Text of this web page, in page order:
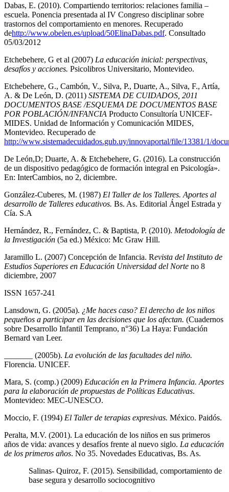
Dabas, E. (2010). Compartiendo territorios: relaciones familia –
escuela. Ponencia presentada al IV Congreso disciplinar sobre
trastornos del comportamiento en menores. Recuperado
dehttp://www.obelen.es/upload/50ElinaDabas.pdf. Consultado
05/03/2012
Etchebehere, G et al (2007) La educación inicial: perspectivas,
desafíos y acciones. Psicolibros Universitario, Montevideo.
Etchebehere, G., Cambón, V., Silva, P., Duarte, A., Silva, F., Artía,
A. & De León, D. (2011) SISTEMA DE CUIDADOS, 2011
DOCUMENTOS BASE /ESQUEMA DE DOCUMENTOS BASE
POR POBLACIÓN/INFANCIA Producto Consultoría UNICEF-
MIDES. Unidad de Información y Comunicación MIDES,
Montevideo. Recuperado de
http://www.sistemadecuidados.gub.uy/innovaportal/file/13381/1/
De León,D; Duarte, A. & Etchebehere, G. (2016). La construcción
de un dispositivo pedagógico de formación integral en Psicología».
En: InterCambios, no 2, diciembre.
González-Cuberes, M. (1987) El Taller de los Talleres. Aportes al
desarrollo de Talleres educativos. Bs. As. Editorial Ángel Estrada y
Cía. S.A
Hernández, R., Fernández, C. & Baptista, P. (2010). Metodología de
la Investigación (5a ed.) México: Mc Graw Hill.
Jaramillo L. (2007) Concepción de Infancia. Revista del Instituto de
Estudios Superiores en Educación Universidad del Norte no 8
diciembre, 2007
ISSN 1657-241
Lansdown, G. (2005a). ¿Me haces caso? El derecho de los niños
pequeños a participar en las decisiones que los afectan. (Cuadernos
sobre Desarrollo Infantil Temprano, n°36) La Haya: Fundación
Bernard van Leer.
_______ (2005b). La evolución de las facultades del niño.
Florencia. UNICEF.
Mara, S. (comp.) (2009) Educación en la Primera Infancia. Aportes
para la elaboración de propuestas de Políticas Educativas.
Montevideo: MEC-UNESCO.
Moccio, F. (1994) El Taller de terapias expresivas. México. Paidós.
Peralta, M.V. (2001). La educación de los niños en sus primeros
años de vida: avances y desafíos frente al nuevo siglo. La educación
de los primeros años. No 35. Novedades Educativas, Bs. As.
Salinas- Quiroz, F. (2015). Sensibilidad, comportamiento de
base segura y desarrollo sociocognitivo